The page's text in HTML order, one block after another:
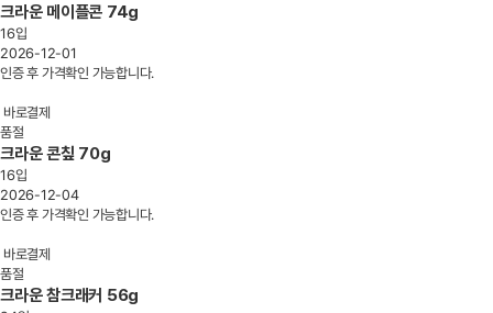
크라운 메이플콘 74g
16입
2026-12-01
인증 후 가격확인 가능합니다.
바로결제
품절
크라운 콘칲 70g
16입
2026-12-04
인증 후 가격확인 가능합니다.
바로결제
품절
크라운 참크래커 56g